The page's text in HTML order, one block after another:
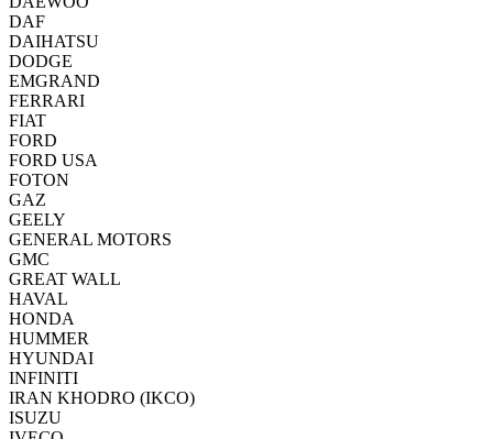
DAF
DAIHATSU
DODGE
EMGRAND
FERRARI
FIAT
FORD
FORD USA
FOTON
GAZ
GEELY
GENERAL MOTORS
GMC
GREAT WALL
HAVAL
HONDA
HUMMER
HYUNDAI
INFINITI
IRAN KHODRO (IKCO)
ISUZU